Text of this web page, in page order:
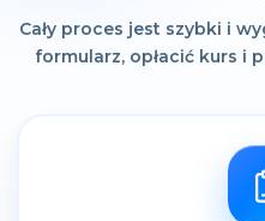
Cały proces jest szybki i
formularz, opłacić kurs i